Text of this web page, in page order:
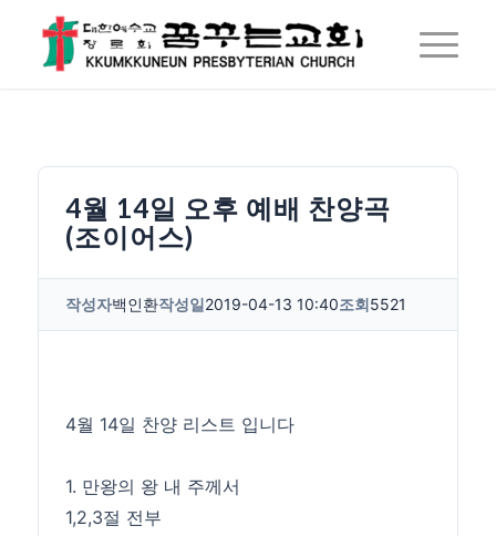
4월 14일 오후 예배 찬양곡
(조이어스)
작성자백인환작성일2019-04-13 10:40조회5521
4월 14일 찬양 리스트 입니다
1. 만왕의 왕 내 주께서
1,2,3절 전부